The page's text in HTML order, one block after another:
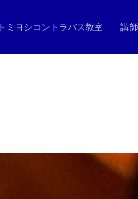
トミヨシコントラバス教室 講師